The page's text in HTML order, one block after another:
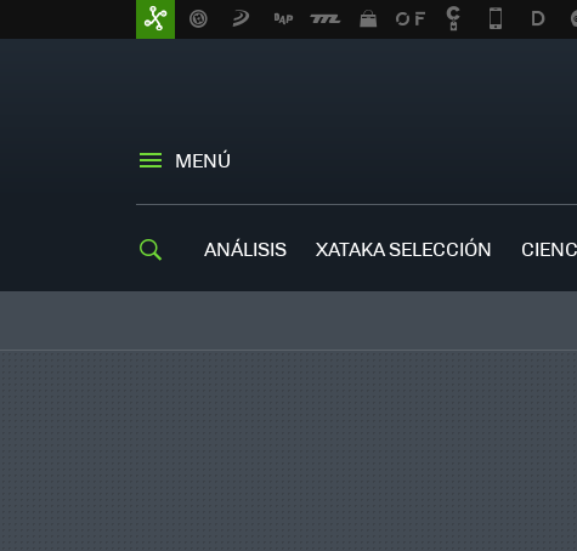
MENÚ
ANÁLISIS XATAKA SELECCIÓN